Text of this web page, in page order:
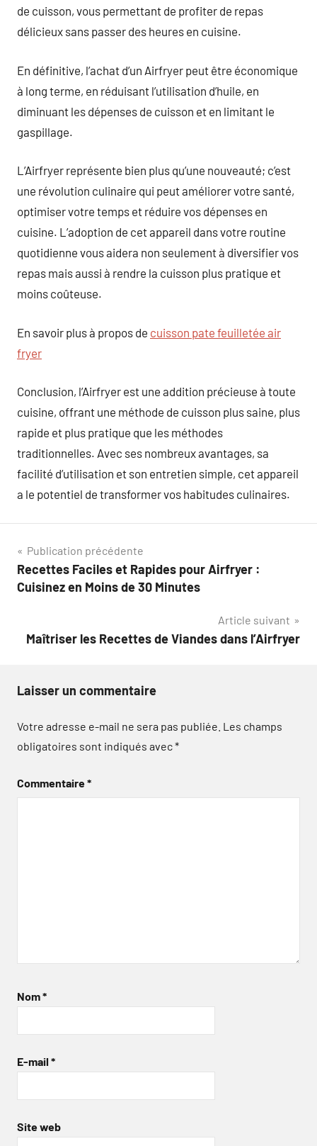
de cuisson, vous permettant de profiter de repas
délicieux sans passer des heures en cuisine.
En définitive, l’achat d’un Airfryer peut être économique
à long terme, en réduisant l’utilisation d’huile, en
diminuant les dépenses de cuisson et en limitant le
gaspillage.
L’Airfryer représente bien plus qu’une nouveauté; c’est
une révolution culinaire qui peut améliorer votre santé,
optimiser votre temps et réduire vos dépenses en
cuisine. L’adoption de cet appareil dans votre routine
quotidienne vous aidera non seulement à diversifier vos
repas mais aussi à rendre la cuisson plus pratique et
moins coûteuse.
En savoir plus à propos de cuisson pate feuilletée air
fryer
Conclusion, l’Airfryer est une addition précieuse à toute
cuisine, offrant une méthode de cuisson plus saine, plus
rapide et plus pratique que les méthodes
traditionnelles. Avec ses nombreux avantages, sa
facilité d’utilisation et son entretien simple, cet appareil
a le potentiel de transformer vos habitudes culinaires.
Navigation
de
Publication précédente
Recettes Faciles et Rapides pour Airfryer :
Cuisinez en Moins de 30 Minutes
Article suivant
Maîtriser les Recettes de Viandes dans l’Airfryer
Laisser un commentaire
Votre adresse e-mail ne sera pas publiée. Les champs
obligatoires sont indiqués avec*
Commentaire*
Nom*
E-mail *
Site web